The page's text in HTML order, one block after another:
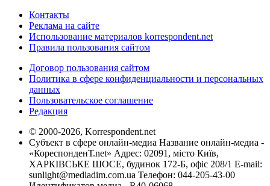
Контакты
Реклама на сайте
Использование материалов korrespondent.net
Правила пользования сайтом
Договор пользования сайтом
Политика в сфере конфиденциальности и персональных
данных
Пользовательское соглашение
Редакция
© 2000-2026, Korrespondent.net
Субъект в сфере онлайн-медиа Название онлайн-медиа -
«КореспонденТ.net» Адрес: 02091, місто Київ,
ХАРКІВСЬКЕ ШОСЕ, будинок 172-Б, офіс 208/1 E-mail:
sunlight@mediadim.com.ua Телефон: 044-205-43-00